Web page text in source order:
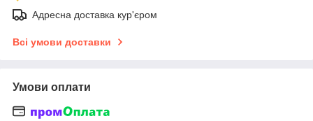
Адресна доставка кур'єром
Всі умови доставки
Умови оплати